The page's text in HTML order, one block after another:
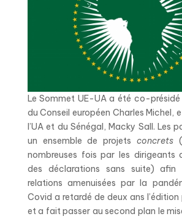
Le Sommet UE-UA a été co-
du Conseil européen Charles Michel,
l’UA et du Sénégal, Macky Sall. Les
un ensemble de projets concrets
nombreuses fois par les dirigeants
des déclarations sans suite) afin
relations amenuisées par la
Covid a retardé de deux ans
et a fait passer au second plan le